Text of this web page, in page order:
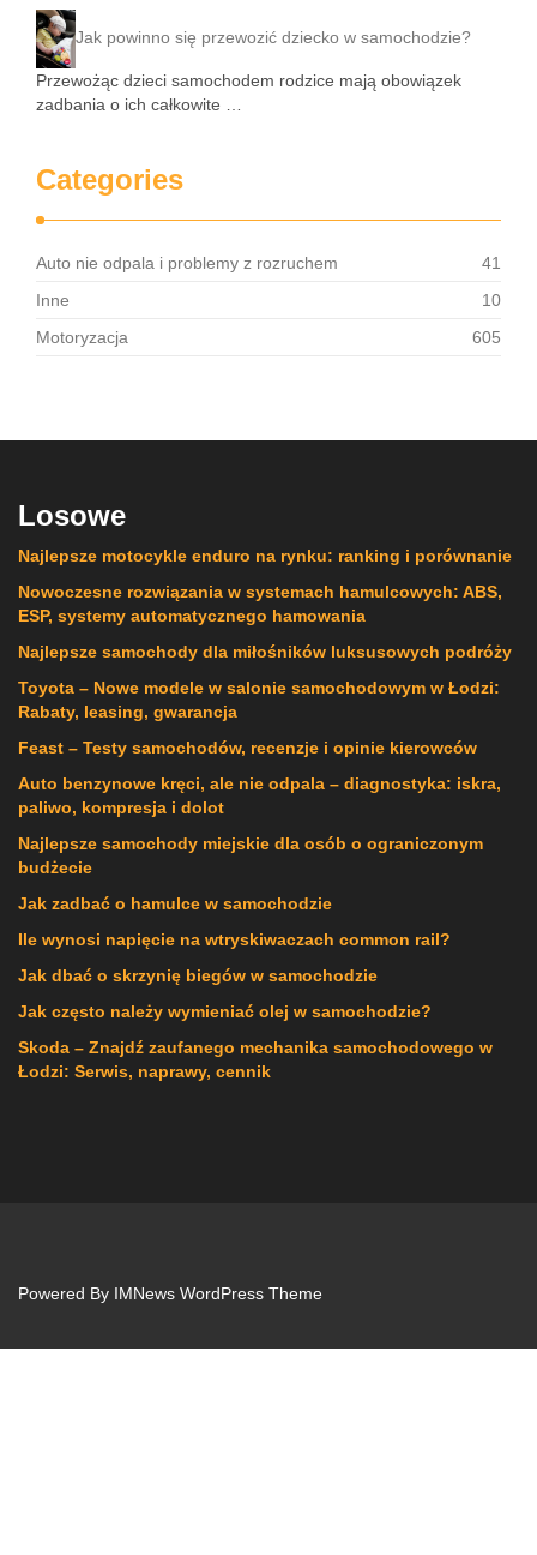
Jak powinno się przewozić dziecko w samochodzie?
Przewożąc dzieci samochodem rodzice mają obowiązek
zadbania o ich całkowite …
Categories
Auto nie odpala i problemy z rozruchem
41
Inne
10
Motoryzacja
605
Losowe
Najlepsze motocykle enduro na rynku: ranking i porównanie
Nowoczesne rozwiązania w systemach hamulcowych: ABS,
ESP, systemy automatycznego hamowania
Najlepsze samochody dla miłośników luksusowych podróży
Toyota – Nowe modele w salonie samochodowym w Łodzi:
Rabaty, leasing, gwarancja
Feast – Testy samochodów, recenzje i opinie kierowców
Auto benzynowe kręci, ale nie odpala – diagnostyka: iskra,
paliwo, kompresja i dolot
Najlepsze samochody miejskie dla osób o ograniczonym
budżecie
Jak zadbać o hamulce w samochodzie
Ile wynosi napięcie na wtryskiwaczach common rail?
Jak dbać o skrzynię biegów w samochodzie
Jak często należy wymieniać olej w samochodzie?
Skoda – Znajdź zaufanego mechanika samochodowego w
Łodzi: Serwis, naprawy, cennik
Powered By IMNews WordPress Theme